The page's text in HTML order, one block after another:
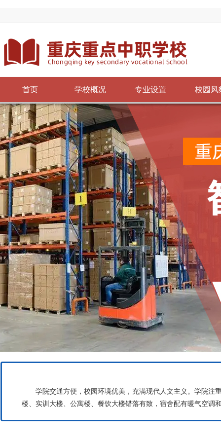
首页 学校概况 专业设置 校园风
学院交通方便，校园环境优美，充满现代人文主义。学院注
楼、实训大楼、公寓楼、餐饮大楼错落有致，宿舍配有暖气空调